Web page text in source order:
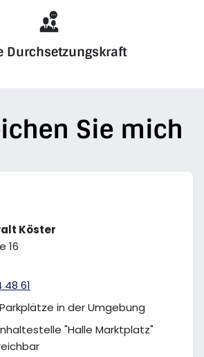
Durchsetzungskraft
Sie mich
Köster
16
48 61
in der Umgebung
"Halle Marktplatz"